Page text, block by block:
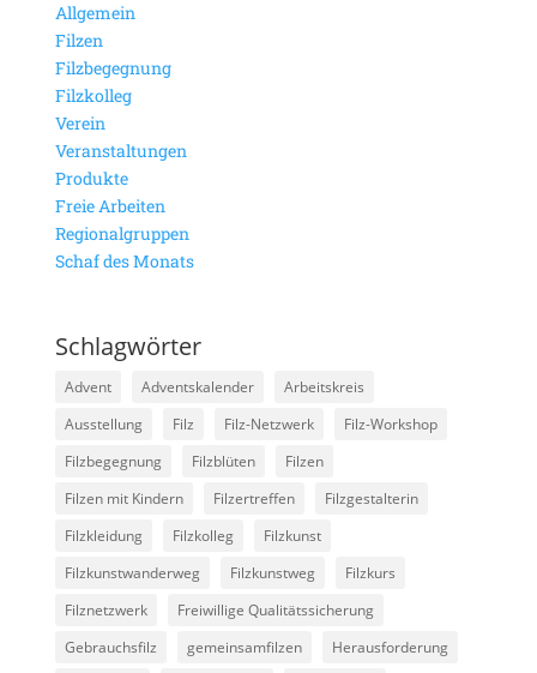
Allgemein
Filzen
Filzbegegnung
Filzkolleg
Verein
Veranstaltungen
Produkte
Freie Arbeiten
Regionalgruppen
Schaf des Monats
Schlagwörter
Advent Adventskalender
Arbeitskreis
Ausstellung
Filz Filz-Netzwerk
Filz-Workshop
Filzbegegnung
Filzblüten
Filzen
Filzen mit Kindern
Filzertreffen
Filzgestalterin
Filzkleidung
Filzkolleg
Filzkunst
Filzkunstwanderweg
Filzkunstweg
Filzkurs
Filznetzwerk
Freiwillige Qualitätssicherung
Gebrauchsfilz
gemeinsamfilzen
Herausforderung